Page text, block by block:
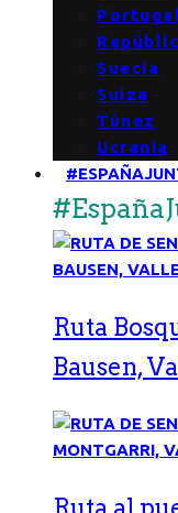
Suecia
Suiza
Túnez
Ucrania
Ruta
Bausen,